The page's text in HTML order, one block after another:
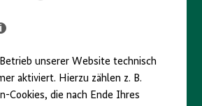
unserer Website technisch
aktiviert. Hierzu zählen z. B.
Cookies, die nach Ende Ihres